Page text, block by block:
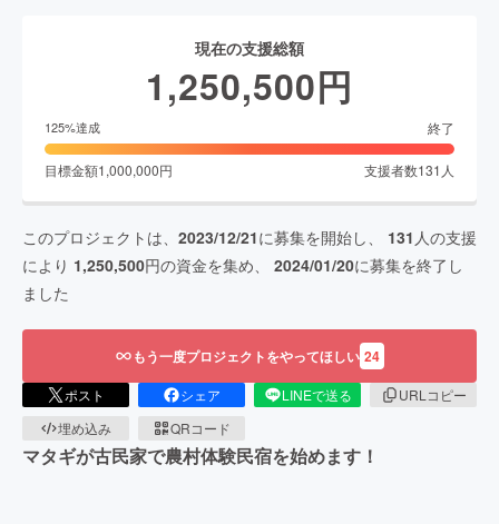
現在の支援総額
1,250,500円
125%達成 終了
目標金額1,000,000円 支援者数131 人
このプロジェクトは、 2023/12/21に募集を開始し、 131 人の支援
により 1,250,500円の資金を集め、 2024/01/20に募集を終了し
ました
もう一度プロジェクトをやってほしい 24
ポスト シェア LINEで送る
URLコピー
埋め込み
QRコード
マタギが古民家で農村体験民宿を始めます！